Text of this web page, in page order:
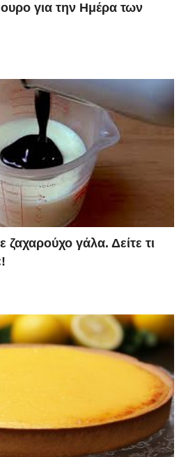
για την Ημέρα των
ζαχαρούχο γάλα. Δείτε τι